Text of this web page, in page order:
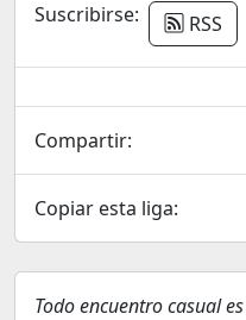
Suscribirse: RSS
Compartir:
Copiar esta liga:
Todo encuentro casual